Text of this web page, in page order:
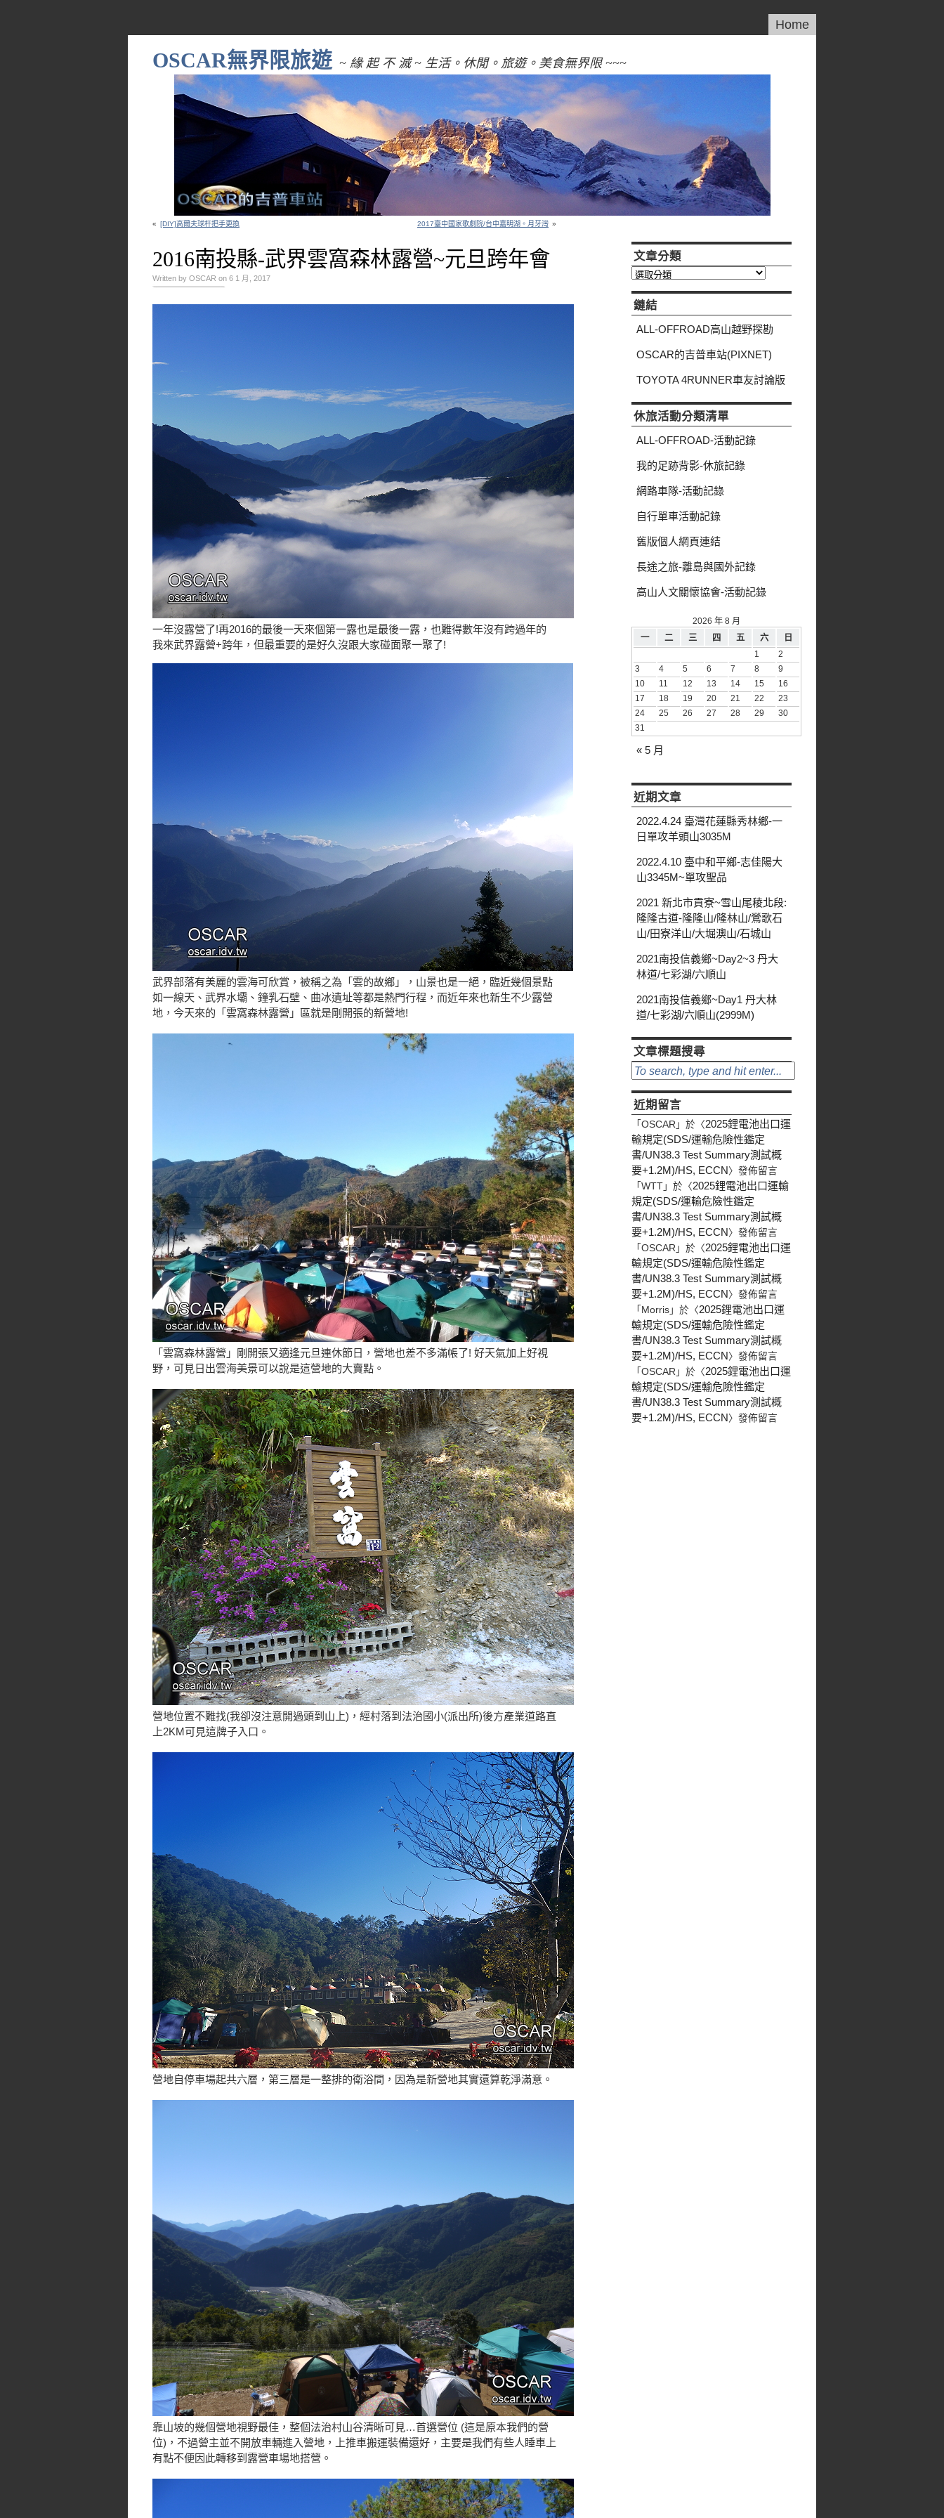
Home
OSCAR無界限旅遊 ~ 緣 起 不 滅 ~ 生活。休閒。旅遊。美食無界限 ~~~
« [DIY]高爾夫球杆把手更換 2017臺中國家歌劇院/台中嘉明湖。月牙灣 »
2016南投縣-武界雲窩森林露營~元旦跨年會
Written by OSCAR on 6 1 月, 2017
一年沒露營了!再2016的最後一天來個第一露也是最後一露，也難得數年沒有跨過年的
我來武界露營+跨年，但最重要的是好久沒跟大家碰面聚一聚了!
武界部落有美麗的雲海可欣賞，被稱之為「雲的故鄉」，山景也是一絕，臨近幾個景點
如一線天、武界水壩、鐘乳石壁、曲冰遺址等都是熱門行程，而近年來也新生不少露營
地，今天來的「雲窩森林露營」區就是剛開張的新營地!
「雲窩森林露營」剛開張又適逢元旦連休節日，營地也差不多滿帳了! 好天氣加上好視
野，可見日出雲海美景可以說是這營地的大賣點。
營地位置不難找(我卻沒注意開過頭到山上)，經村落到法治國小(派出所)後方產業道路直
上2KM可見這牌子入口。
營地自停車場起共六層，第三層是一整排的衛浴間，因為是新營地其實還算乾淨滿意。
靠山坡的幾個營地視野最佳，整個法治村山谷清晰可見…首選營位 (這是原本我們的營
位)，不過營主並不開放車輛進入營地，上推車搬運裝備還好，主要是我們有些人睡車上
有點不便因此轉移到露營車場地搭營。
文章分類
文
分
類
鏈結
ALL-OFFROAD高山越野探勘
OSCAR的吉普車站(PIXNET)
TOYOTA 4RUNNER車友討論版
休旅活動分類清單
ALL-OFFROAD-活動記錄
我的足跡背影-休旅記錄
網路車隊-活動記錄
自行單車活動記錄
舊版個人網頁連結
長途之旅-離島與國外記錄
高山人文關懷協會-活動記錄
2026 年 8 月
一
二 三 四 五 六
日
1
2
3
4 5 6 7 8
9
10
11 12 13 14 15
16
17
18 19 20 21 22
23
24
25 26 27 28 29
30
31
« 5 月
近期文章
2022.4.24 臺灣花蓮縣秀林鄉-一
日單攻羊頭山3035M
2022.4.10 臺中和平鄉-志佳陽大
山3345M~單攻聖品
2021 新北市貢寮~雪山尾稜北段:
隆隆古道-隆隆山/隆林山/鶯歌石
山/田寮洋山/大堀澳山/石城山
2021南投信義鄉~Day2~3 丹大
林道/七彩湖/六順山
2021南投信義鄉~Day1 丹大林
道/七彩湖/六順山(2999M)
文章標題搜尋
近期留言
「 OSCAR 」於〈2025鋰電池出口運
輸規定(SDS/運輸危險性鑑定
書/UN38.3 Test Summary測試概
要+1.2M)/HS, ECCN〉發佈留言
「 WTT 」於〈2025鋰電池出口運輸
規定(SDS/運輸危險性鑑定
書/UN38.3 Test Summary測試概
要+1.2M)/HS, ECCN〉發佈留言
「 OSCAR 」於〈2025鋰電池出口運
輸規定(SDS/運輸危險性鑑定
書/UN38.3 Test Summary測試概
要+1.2M)/HS, ECCN〉發佈留言
「 Morris 」於〈2025鋰電池出口運
輸規定(SDS/運輸危險性鑑定
書/UN38.3 Test Summary測試概
要+1.2M)/HS, ECCN〉發佈留言
「 OSCAR 」於〈2025鋰電池出口運
輸規定(SDS/運輸危險性鑑定
書/UN38.3 Test Summary測試概
要+1.2M)/HS, ECCN〉發佈留言